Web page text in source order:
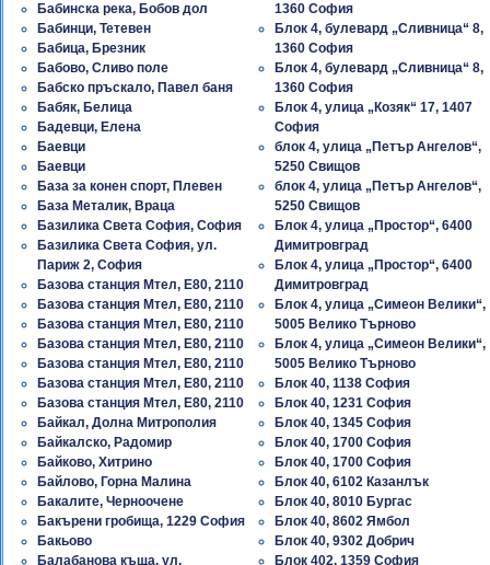
Бабинска река, Бобов дол
Бабинци, Тетевен
Бабица, Брезник
Бабово, Сливо поле
Бабско пръскало, Павел баня
Бабяк, Белица
Бадевци, Елена
Баевци
Баевци
База за конен спорт, Плевен
База Металик, Враца
Базилика Света София, София
Базилика Света София, ул.
Париж 2, София
Базова станция Мтел, E80, 2110
Базова станция Мтел, E80, 2110
Базова станция Мтел, E80, 2110
Базова станция Мтел, E80, 2110
Базова станция Мтел, E80, 2110
Базова станция Мтел, E80, 2110
Базова станция Мтел, E80, 2110
Байкал, Долна Митрополия
Байкалско, Радомир
Байково, Хитрино
Байлово, Горна Малина
Бакалите, Черноочене
Бакърени гробища, 1229 София
Бакьово
Балабанова къща, ул.
1360 София
Блок 4, булевард „Сливница“ 8,
1360 София
Блок 4, булевард „Сливница“ 8,
1360 София
Блок 4, улица „Козяк“ 17, 1407
София
блок 4, улица „Петър Ангелов“,
5250 Свищов
блок 4, улица „Петър Ангелов“,
5250 Свищов
Блок 4, улица „Простор“, 6400
Димитровград
Блок 4, улица „Простор“, 6400
Димитровград
Блок 4, улица „Симеон Велики“,
5005 Велико Търново
Блок 4, улица „Симеон Велики“,
5005 Велико Търново
Блок 40, 1138 София
Блок 40, 1231 София
Блок 40, 1345 София
Блок 40, 1700 София
Блок 40, 1700 София
Блок 40, 6102 Казанлък
Блок 40, 8010 Бургас
Блок 40, 8602 Ямбол
Блок 40, 9302 Добрич
Блок 402, 1359 София